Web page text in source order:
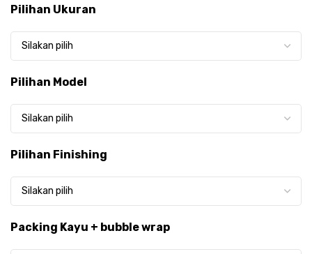
Pilihan Ukuran
Pilihan Model
Pilihan Finishing
Packing Kayu + bubble wrap